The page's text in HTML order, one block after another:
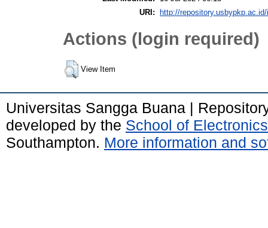
URI:
http://
Actions (login required)
View Item
Universitas Sangga Buana |
developed by the School of
Southampton. More information and